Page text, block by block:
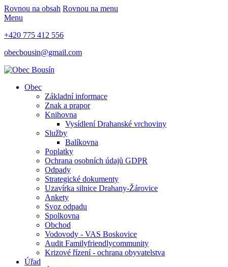
Rovnou na obsah Rovnou na menu
Menu
+420 775 412 556
obecbousin@gmail.com
Obec
Základní informace
Znak a prapor
Knihovna
Vysídlení Drahanské vrchoviny
Služby
Balíkovna
Poplatky
Ochrana osobních údajů GDPR
Odpady
Strategické dokumenty
Uzavírka silnice Drahany-Žárovice
Ankety
Svoz odpadu
Spolkovna
Obchod
Vodovody - VAS Boskovice
Audit Familyfriendlycommunity
Krizové řízení - ochrana obyvatelstva
Úřad